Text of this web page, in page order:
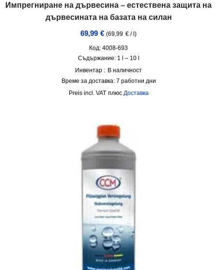
Импрегниране на дървесина – естествена защита на
дървесината на базата на силан
69,99 € (69,99 € / )
Код: 4008-693
Съдържание: 1 l – 10 l
Инвентар : В наличност
Време за доставка: 7 работни дни
incl. VAT плюс Доставка